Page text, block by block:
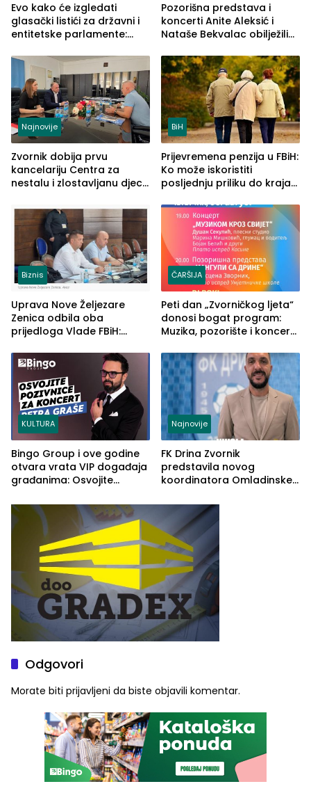
Evo kako će izgledati
glasački listići za državni i
entitetske parlamente:
vidljive na njima
Pozorišna predstava i
koncerti Anite Aleksić i
Nataše Bekvalac obilježili
ljeta (FOTO)
Najnovije
Zvornik dobija prvu
kancelariju Centra za
nestalu i zlostavljanu djecu
BiH
Prijevremena penzija u FBiH:
Ko može iskoristiti
posljednju priliku do kraja
Biznis
Uprava Nove Željezare
Zenica odbila oba
prijedloga Vlade FBiH:
rješenje
ČARŠIJA
Peti dan „Zvorničkog ljeta“
donosi bogat program:
Muzika, pozorište i koncert
KULTURA
Bingo Group i ove godine
otvara vrata VIP događaja
građanima: Osvojite
Graše
Najnovije
FK Drina Zvornik
predstavila novog
koordinatora Omladinske
Odgovori
Morate biti prijavljeni da biste objavili komentar.